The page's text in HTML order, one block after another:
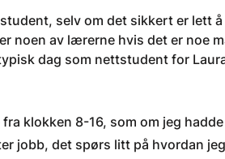
selv om det sikkert er lett
noen av lærerne hvis det er noe
dag som nettstudent for
klokken 8-16, som om jeg
jobb, det spørs litt på hvordan